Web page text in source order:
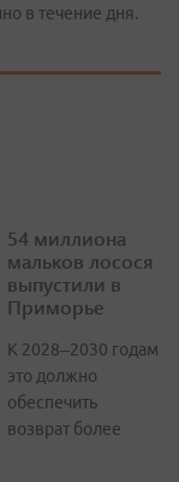
в течение дня.
54 миллиона
мальков лосося
выпустили в
Приморье
К 2028–2030 годам
это должно
обеспечить
возврат более